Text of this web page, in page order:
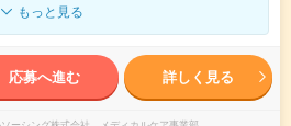
もっと見る
応募へ進む 詳しく見る